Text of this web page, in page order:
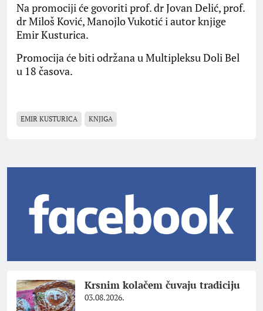
Na promociji će govoriti prof. dr Jovan Delić, prof.
dr Miloš Ković, Manojlo Vukotić i autor knjige
Emir Kusturica.
Promocija će biti održana u Multipleksu Doli Bel
u 18 časova.
EMIR KUSTURICA KNJIGA
Krsnim kolačem čuvaju tradiciju
03.08.2026.